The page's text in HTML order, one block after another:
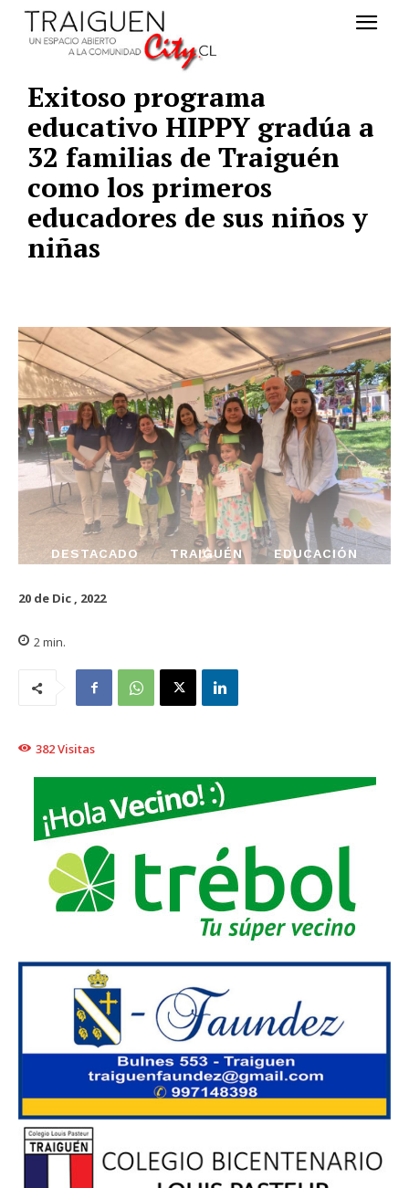
Exitoso programa
educativo HIPPY gradúa a
32 familias de Traiguén
como los primeros
educadores de sus niños y
niñas
DESTACADO TRAIGUÉN EDUCACIÓN
20 de Dic , 2022
2 min.
382Visitas